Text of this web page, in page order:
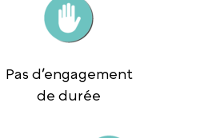
Pas d’engagement
de durée